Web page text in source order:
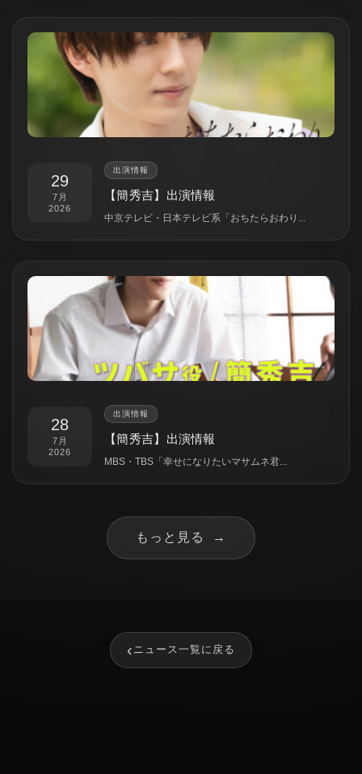
29
7月
2026
出演情報
【簡秀吉】出演情報
中京テレビ・日本テレビ系「おちたらおわり...
28
7月
2026
出演情報
【簡秀吉】出演情報
MBS・TBS「幸せになりたいマサムネ君...
もっと見る →
‹ ニュース一覧に戻る